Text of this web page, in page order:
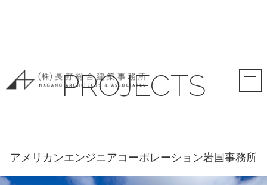
PROJECTS
アメリカンエンジニアコーポレーション岩国事務所